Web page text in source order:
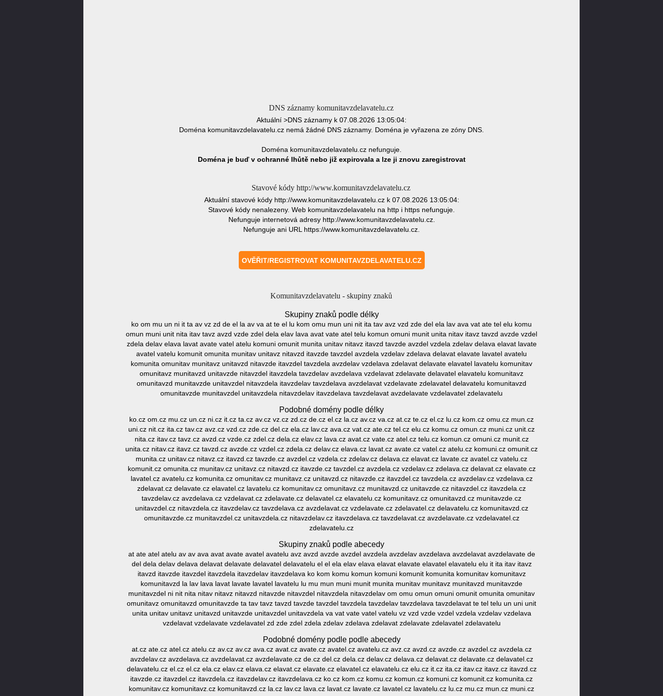
DNS záznamy komunitavzdelavatelu.cz
Aktuální >DNS záznamy k 07.08.2026 13:05:04:
Doména komunitavzdelavatelu.cz nemá žádné DNS záznamy. Doména je vyřazena ze zóny DNS.
Doména komunitavzdelavatelu.cz nefunguje.
Doména je buď v ochranné lhůtě nebo již expirovala a lze ji znovu zaregistrovat
Stavové kódy http://www.komunitavzdelavatelu.cz
Aktuální stavové kódy http://www.komunitavzdelavatelu.cz k 07.08.2026 13:05:04:
Stavové kódy nenalezeny. Web komunitavzdelavatelu na http i https nefunguje.
Nefunguje internetová adresy http://www.komunitavzdelavatelu.cz.
Nefunguje ani URL https://www.komunitavzdelavatelu.cz.
Komunitavzdelavatelu - skupiny znaků
Skupiny znaků podle délky
ko om mu un ni it ta av vz zd de el la av va at te el lu kom omu mun uni nit ita tav avz vzd zde del ela lav ava vat ate tel elu komu
omun muni unit nita itav tavz avzd vzde zdel dela elav lava avat vate atel telu komun omuni munit unita nitav itavz tavzd avzde vzdel
zdela delav elava lavat avate vatel atelu komuni omunit munita unitav nitavz itavzd tavzde avzdel vzdela zdelav delava elavat lavate
avatel vatelu komunit omunita munitav unitavz nitavzd itavzde tavzdel avzdela vzdelav zdelava delavat elavate lavatel avatelu
komunita omunitav munitavz unitavzd nitavzde itavzdel tavzdela avzdelav vzdelava zdelavat delavate elavatel lavatelu komunitav
omunitavz munitavzd unitavzde nitavzdel itavzdela tavzdelav avzdelava vzdelavat zdelavate delavatel elavatelu komunitavz
omunitavzd munitavzde unitavzdel nitavzdela itavzdelav tavzdelava avzdelavat vzdelavate zdelavatel delavatelu komunitavzd
omunitavzde munitavzdel unitavzdela nitavzdelav itavzdelava tavzdelavat avzdelavate vzdelavatel zdelavatelu
Podobné domény podle délky
ko.cz om.cz mu.cz un.cz ni.cz it.cz ta.cz av.cz vz.cz zd.cz de.cz el.cz la.cz av.cz va.cz at.cz te.cz el.cz lu.cz kom.cz omu.cz mun.cz
uni.cz nit.cz ita.cz tav.cz avz.cz vzd.cz zde.cz del.cz ela.cz lav.cz ava.cz vat.cz ate.cz tel.cz elu.cz komu.cz omun.cz muni.cz unit.cz
nita.cz itav.cz tavz.cz avzd.cz vzde.cz zdel.cz dela.cz elav.cz lava.cz avat.cz vate.cz atel.cz telu.cz komun.cz omuni.cz munit.cz
unita.cz nitav.cz itavz.cz tavzd.cz avzde.cz vzdel.cz zdela.cz delav.cz elava.cz lavat.cz avate.cz vatel.cz atelu.cz komuni.cz omunit.cz
munita.cz unitav.cz nitavz.cz itavzd.cz tavzde.cz avzdel.cz vzdela.cz zdelav.cz delava.cz elavat.cz lavate.cz avatel.cz vatelu.cz
komunit.cz omunita.cz munitav.cz unitavz.cz nitavzd.cz itavzde.cz tavzdel.cz avzdela.cz vzdelav.cz zdelava.cz delavat.cz elavate.cz
lavatel.cz avatelu.cz komunita.cz omunitav.cz munitavz.cz unitavzd.cz nitavzde.cz itavzdel.cz tavzdela.cz avzdelav.cz vzdelava.cz
zdelavat.cz delavate.cz elavatel.cz lavatelu.cz komunitav.cz omunitavz.cz munitavzd.cz unitavzde.cz nitavzdel.cz itavzdela.cz
tavzdelav.cz avzdelava.cz vzdelavat.cz zdelavate.cz delavatel.cz elavatelu.cz komunitavz.cz omunitavzd.cz munitavzde.cz
unitavzdel.cz nitavzdela.cz itavzdelav.cz tavzdelava.cz avzdelavat.cz vzdelavate.cz zdelavatel.cz delavatelu.cz komunitavzd.cz
omunitavzde.cz munitavzdel.cz unitavzdela.cz nitavzdelav.cz itavzdelava.cz tavzdelavat.cz avzdelavate.cz vzdelavatel.cz
zdelavatelu.cz
Skupiny znaků podle abecedy
at ate atel atelu av av ava avat avate avatel avatelu avz avzd avzde avzdel avzdela avzdelav avzdelava avzdelavat avzdelavate de
del dela delav delava delavat delavate delavatel delavatelu el el ela elav elava elavat elavate elavatel elavatelu elu it ita itav itavz
itavzd itavzde itavzdel itavzdela itavzdelav itavzdelava ko kom komu komun komuni komunit komunita komunitav komunitavz
komunitavzd la lav lava lavat lavate lavatel lavatelu lu mu mun muni munit munita munitav munitavz munitavzd munitavzde
munitavzdel ni nit nita nitav nitavz nitavzd nitavzde nitavzdel nitavzdela nitavzdelav om omu omun omuni omunit omunita omunitav
omunitavz omunitavzd omunitavzde ta tav tavz tavzd tavzde tavzdel tavzdela tavzdelav tavzdelava tavzdelavat te tel telu un uni unit
unita unitav unitavz unitavzd unitavzde unitavzdel unitavzdela va vat vate vatel vatelu vz vzd vzde vzdel vzdela vzdelav vzdelava
vzdelavat vzdelavate vzdelavatel zd zde zdel zdela zdelav zdelava zdelavat zdelavate zdelavatel zdelavatelu
Podobné domény podle podle abecedy
at.cz ate.cz atel.cz atelu.cz av.cz av.cz ava.cz avat.cz avate.cz avatel.cz avatelu.cz avz.cz avzd.cz avzde.cz avzdel.cz avzdela.cz
avzdelav.cz avzdelava.cz avzdelavat.cz avzdelavate.cz de.cz del.cz dela.cz delav.cz delava.cz delavat.cz delavate.cz delavatel.cz
delavatelu.cz el.cz el.cz ela.cz elav.cz elava.cz elavat.cz elavate.cz elavatel.cz elavatelu.cz elu.cz it.cz ita.cz itav.cz itavz.cz itavzd.cz
itavzde.cz itavzdel.cz itavzdela.cz itavzdelav.cz itavzdelava.cz ko.cz kom.cz komu.cz komun.cz komuni.cz komunit.cz komunita.cz
komunitav.cz komunitavz.cz komunitavzd.cz la.cz lav.cz lava.cz lavat.cz lavate.cz lavatel.cz lavatelu.cz lu.cz mu.cz mun.cz muni.cz